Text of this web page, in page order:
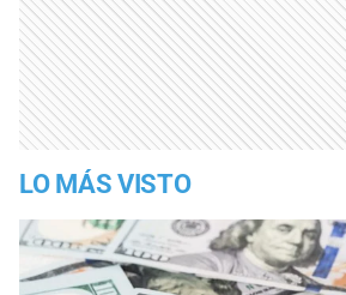
LO MÁS VISTO